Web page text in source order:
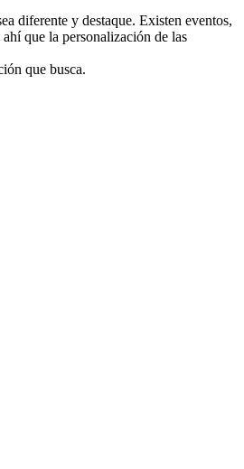
diferente y destaque. Existen eventos,
que la personalización de las
que busca.